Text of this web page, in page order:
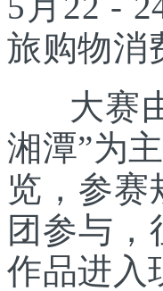
旅购物消
大赛由
湘潭”为
览，参赛
团参与，
作品进入